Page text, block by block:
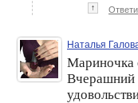
↑
Наталья
Мариночка
Вчерашний